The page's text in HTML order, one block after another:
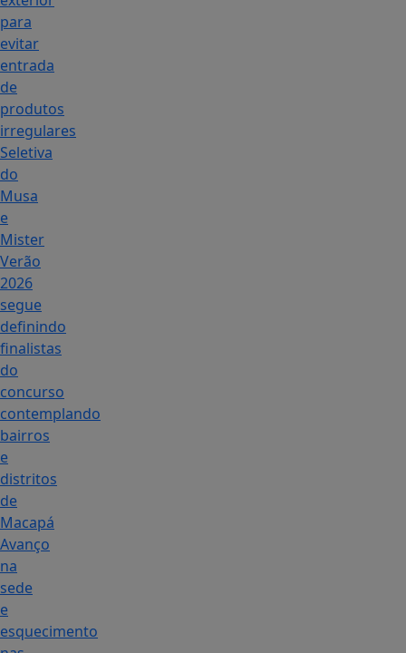
para
evitar
entrada
de
produtos
irregulares
Seletiva
do
Musa
e
Mister
Verão
2026
segue
definindo
finalistas
do
concurso
contemplando
bairros
e
distritos
de
Macapá
Avanço
na
sede
e
esquecimento